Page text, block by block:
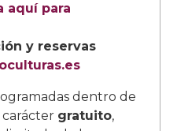
aquí para
y reservas
dentro de
carácter gratuito,